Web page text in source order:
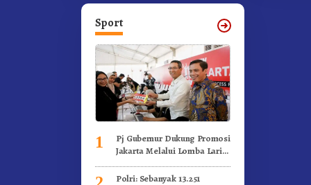
Sport
1
Pj Gubernur Dukung Promosi
Jakarta Melalui Lomba Lari
Polri: Sebanyak 13.251